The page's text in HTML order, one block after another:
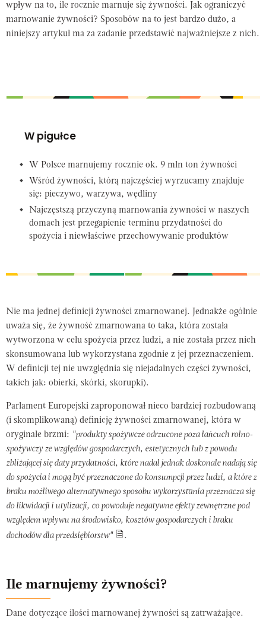
wpływ na to, ile rocznie marnuje się żywności. Jak ograniczyć
marnowanie żywności? Sposobów na to jest bardzo dużo, a
niniejszy artykuł ma za zadanie przedstawić najważniejsze z nich.
W pigułce
W Polsce marnujemy rocznie ok. 9 mln ton żywności
Wśród żywności, którą najczęściej wyrzucamy znajduje
się: pieczywo, warzywa, wędliny
Najczęstszą przyczyną marnowania żywności w naszych
domach jest przegapienie terminu przydatności do
spożycia i niewłaściwe przechowywanie produktów
Nie ma jednej definicji żywności zmarnowanej. Jednakże ogólnie
uważa się, że żywność zmarnowana to taka, która została
wytworzona w celu spożycia przez ludzi, a nie została przez nich
skonsumowana lub wykorzystana zgodnie z jej przeznaczeniem.
W definicji tej nie uwzględnia się niejadalnych części żywności,
takich jak: obierki, skórki, skorupki).
Parlament Europejski zaproponował nieco bardziej rozbudowaną
(i skomplikowaną) definicję żywności zmarnowanej, która w
oryginale brzmi: "produkty spożywcze odrzucone poza łańcuch rolno-
spożywczy ze względów gospodarczych, estetycznych lub z powodu
zbliżającej się daty przydatności, które nadal jednak doskonale nadają się
do spożycia i mogą być przeznaczone do konsumpcji przez ludzi, a które z
braku możliwego alternatywnego sposobu wykorzystania przeznacza się
do likwidacji i utylizacji, co powoduje negatywne efekty zewnętrzne pod
względem wpływu na środowisko, kosztów gospodarczych i braku
dochodów dla przedsiębiorstw"
.
Ile marnujemy żywności?
Dane dotyczące ilości marnowanej żywności są zatrważające.